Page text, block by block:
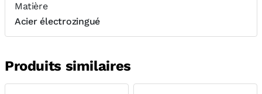
Matière
Acier électrozingué
Produits similaires